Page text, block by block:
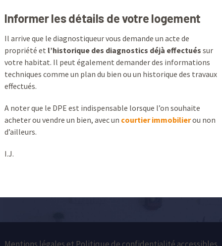
Informer les détails de votre logement
Il arrive que le diagnostiqueur vous demande un acte de
propriété et l’historique des diagnostics déjà effectués sur
votre habitat. Il peut également demander des informations
techniques comme un plan du bien ou un historique des travaux
effectués.
A noter que le DPE est indispensable lorsque l’on souhaite
acheter ou vendre un bien, avec un courtier immobilierou non
d’ailleurs.
I.J.